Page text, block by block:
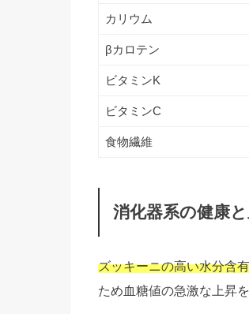
カリウム
βカロテン
ビタミンK
ビタミンC
食物繊維
消化器系の健康
ズッキーニの高い水分含
ため血糖値の急激な上昇